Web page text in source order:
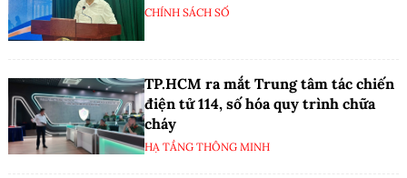
CHÍNH SÁCH SỐ
TP.HCM ra mắt Trung tâm tác chiến
điện tử 114, số hóa quy trình chữa
cháy
HẠ TẦNG THÔNG MINH